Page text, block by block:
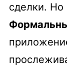
сделки. Но